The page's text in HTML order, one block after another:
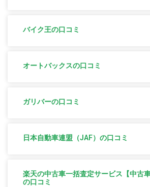
バイク王の口コミ
オートバックスの口コミ
ガリバーの口コミ
日本自動車連盟（JAF）の口コミ
楽天の中古車一括査定サービス【中古
の口コミ